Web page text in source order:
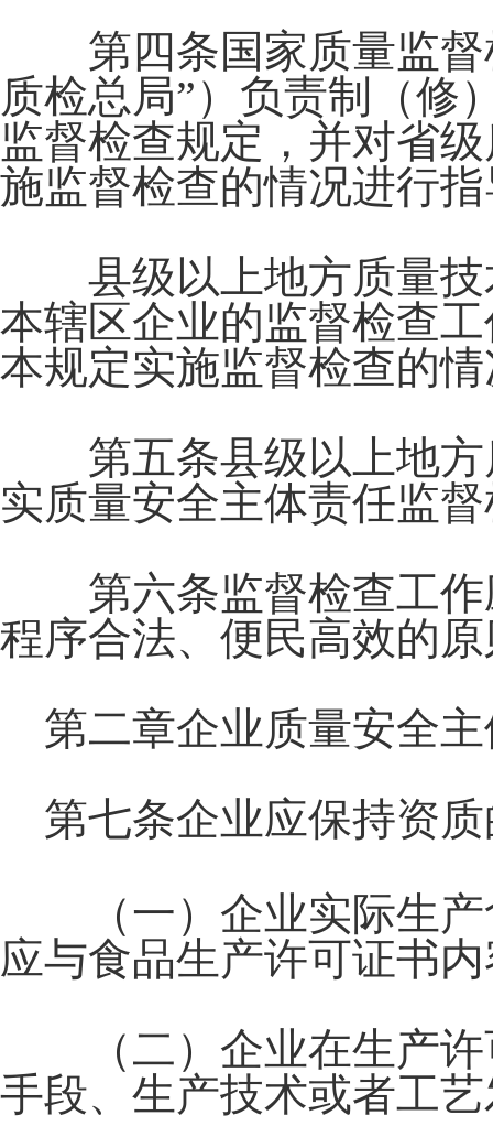
第四条国家质量监督
质检总局”）负责制（修
监督检查规定，并对省
施监督检查的情况进行
县级以上地方质量技
本辖区企业的监督检查
本规定实施监督检查的
第五条县级以上地方
实质量安全主体责任监
第六条监督检查工作
程序合法、便民高效的
第二章企业质量安全主
第七条企业应保持资质
（一）企业实际生产
应与食品生产许可证书
（二）企业在生产许
手段、生产技术或者工